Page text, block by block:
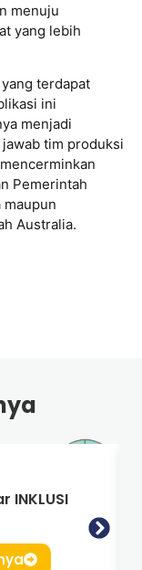
menuju
yang lebih
terdapat
ini
menjadi
tim produksi
Pemerintah
maupun
Australia.
INKLUSI